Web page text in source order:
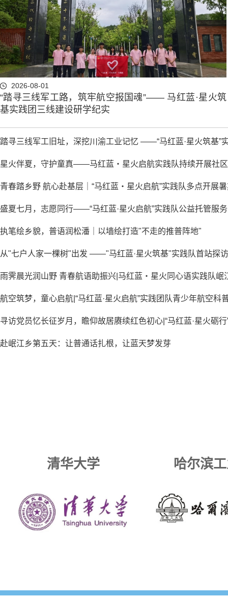
2026-08-01
“踏寻三线军工路，筑牢航空报国魂”—— 马红蓝·星火筑
基实践团三线建设研学纪实
踏寻三线军工旧址，深挖川渝工业记忆 ——“马红蓝·星火筑基”
星火伴夏，守护童真——马红蓝・星火启航实践队持续开展社
青春踏乡野 航心赴基层｜“马红蓝・星火启航”实践队多点开展
盛夏七月，志愿同行——“马红蓝·星火启航”实践队公益托管服
执笔绘乡貌，普语润松潘｜以墙绘打造"不走的推普阵地"
从"七户人家一棵树"出发 ——"马红蓝·星火筑基"实践队首站探
雨霁晨光润山野 青春航语助振兴|马红蓝・星火同心语实践队岷
航空筑梦，童心启航|“马红蓝·星火启航”实践团队青少年航空科
寻访党员忆长征岁月，瞻仰故居赓续红色初心|“马红蓝·星火砺
赴岷江乡第五天：让普通话扎根，让蓝天梦发芽
清华大学 哈尔滨